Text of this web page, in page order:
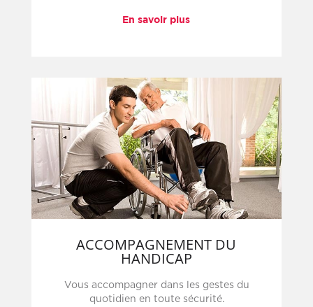
En savoir plus
ACCOMPAGNEMENT DU
HANDICAP
Vous accompagner dans les gestes du
quotidien en toute sécurité.